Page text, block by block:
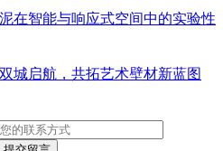
在智能与响应式空间中的实验性
城启航，共拓艺术壁材新蓝图